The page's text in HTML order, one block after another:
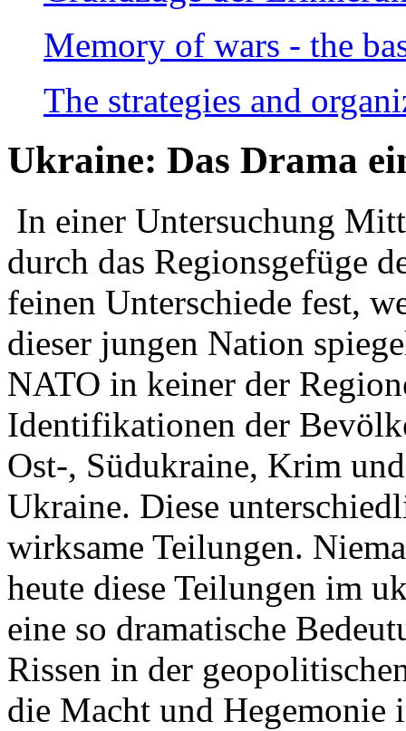
Memory of wars - the
The strategies and
Ukraine: Das Drama
In einer Untersuchung
durch das Regionsgefüge
feinen Unterschiede fest,
dieser jungen Nation
NATO in keiner der
Identifikationen der
Ost-, Südukraine, Krim
Ukraine. Diese
wirksame Teilungen.
heute diese Teilungen im
eine so dramatische
Rissen in der
die Macht und Hegemonie